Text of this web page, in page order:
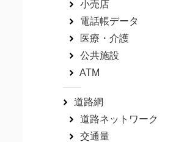
小売店
電話帳データ
医療・介護
公共施設
ATM
道路網
道路ネットワーク
交通量